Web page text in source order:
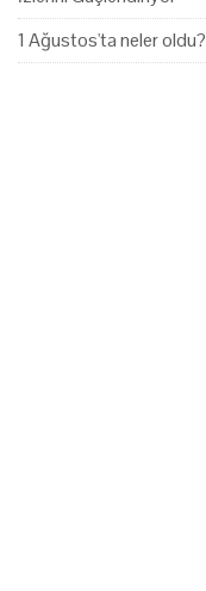
1 Ağustos'ta neler oldu?